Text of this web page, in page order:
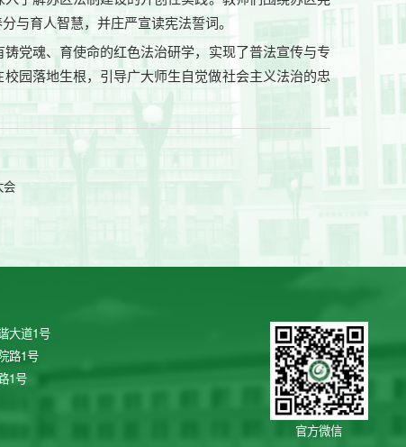
与育人智慧，并庄严宣读宪法誓词。
党魂、育使命的红色法治研学，实现了普法宣传与专
园落地生根，引导广大师生自觉做社会主义法治的忠
会
大道1号
路1号
1号
官方微信